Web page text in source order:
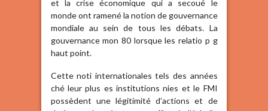
et la crise économique qui a secoué le
monde ont ramené la notion de gouvernance
mondiale au sein de tous les débats. La
gouvernance mon 80 lorsque les relatio p g
haut point.
Cette noti internationales tels des années
ché leur plus es institutions nies et le FMI
possèdent une légitimité d’actions et de